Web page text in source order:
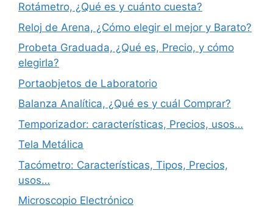
Rotámetro, ¿Qué es y cuánto cuesta?
Reloj de Arena, ¿Cómo elegir el mejor y Barato?
Probeta Graduada, ¿Qué es, Precio, y cómo
elegirla?
Portaobjetos de Laboratorio
Balanza Analítica, ¿Qué es y cuál Comprar?
Temporizador: características, Precios, usos…
Tela Metálica
Tacómetro: Características, Tipos, Precios,
usos…
Microscopio Electrónico